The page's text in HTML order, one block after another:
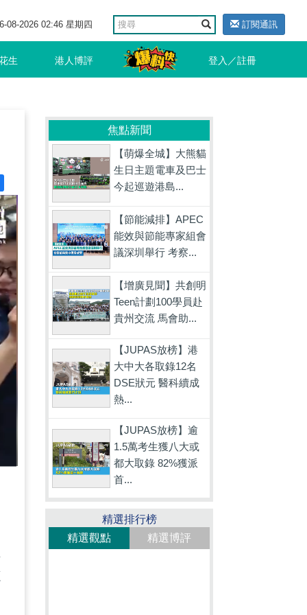
08-2026 02:46 星期四 訂閱通訊
生 港人博評 登入／註冊
焦點新聞
【萌爆全城】大熊貓
生日主題電車及巴士
今起巡遊港島...
【節能減排】APEC
能效與節能專家組會
議深圳舉行 考察...
【增廣見聞】共創明
Teen計劃100學員赴
貴州交流 馬會助...
【JUPAS放榜】港
大中大各取錄12名
DSE狀元 醫科續成
熱...
【JUPAS放榜】逾
1.5萬考生獲八大或
都大取錄 82%獲派
首...
精選排行榜
精選觀點
精選博評